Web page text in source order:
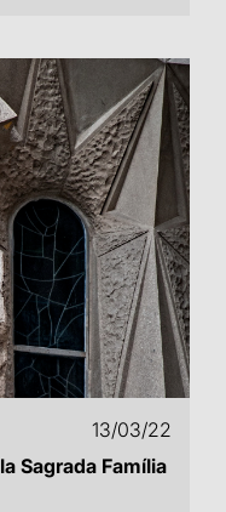
13/03/22
Sagrada Família